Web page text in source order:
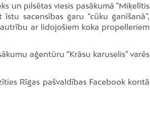
un pilsētas viesis pasākumā “Miķelītis
sacensības garu “cūku ganīšanā”,
ar lidojošiem koka propelleriem
aģentūru “Krāsu karuselis” varēs
Rīgas pašvaldības Facebook kontā